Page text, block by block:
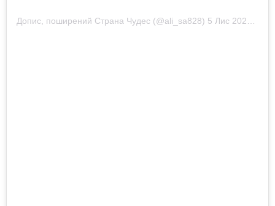
Допис, поширений Страна Чудес (@ali_sa828) 5 Лис 2020 р. о 8:19 PST